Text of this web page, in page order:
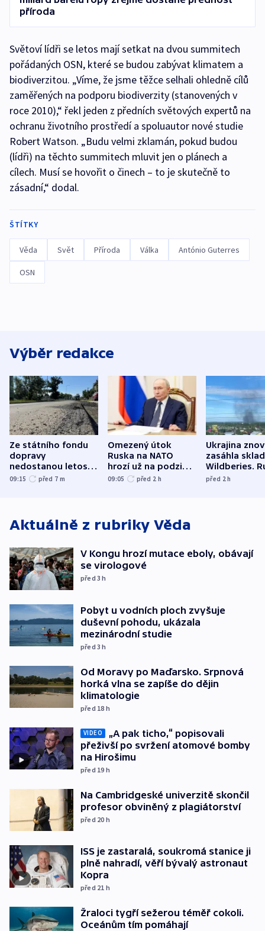
příroda
Světoví lídři se letos mají setkat na dvou summitech
pořádaných OSN, které se budou zabývat klimatem a
biodiverzitou. „Víme, že jsme těžce selhali ohledně cílů
zaměřených na podporu biodiverzity (stanovených v
roce 2010),“ řekl jeden z předních světových expertů na
ochranu životního prostředí a spoluautor nové studie
Robert Watson. „Budu velmi zklamán, pokud budou
(lídři) na těchto summitech mluvit jen o plánech a
cílech. Musí se hovořit o činech – to je skutečně to
zásadní,“ dodal.
ŠTÍTKY
Věda Svět Příroda Válka António Guterres
OSN
Výběr redakce
Ze státního fondu
dopravy
nedostanou letos
kraje na silnice ani
09:15 před 7 m
Omezený útok
Ruska na NATO
hrozí už na podzim,
varují tajné služby
09:05 před 2 h
Ukrajina
zasáhla
Wildberies.
útočili v
před 2h
Aktuálně z rubriky Věda
V Kongu hrozí mutace eboly, obávají
se virologové
před 3h
Pobyt u vodních ploch zvyšuje
duševní pohodu, ukázala
mezinárodní studie
před 3h
Od Moravy po Maďarsko. Srpnová
horká vlna se zapíše do dějin
klimatologie
před 18 h
VIDEO
„A pak ticho,“ popisovali
přeživší po svržení atomové bomby
na Hirošimu
před 19 h
Na Cambridgeské univerzitě skončil
profesor obviněný z plagiátorství
před 20 h
ISS je zastaralá, soukromá stanice ji
plně nahradí, věří bývalý astronaut
Kopra
před 21 h
Žraloci tygří sežerou téměř cokoli.
Oceánům tím pomáhají